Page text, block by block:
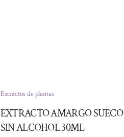
Extractos de plantas
EXTRACTO AMARGO SUECO
SIN ALCOHOL 30ML